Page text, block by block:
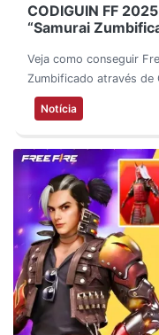
CODIGUIN FF
“Samurai
Veja como conseguir
Zumbificado através de
Notícia